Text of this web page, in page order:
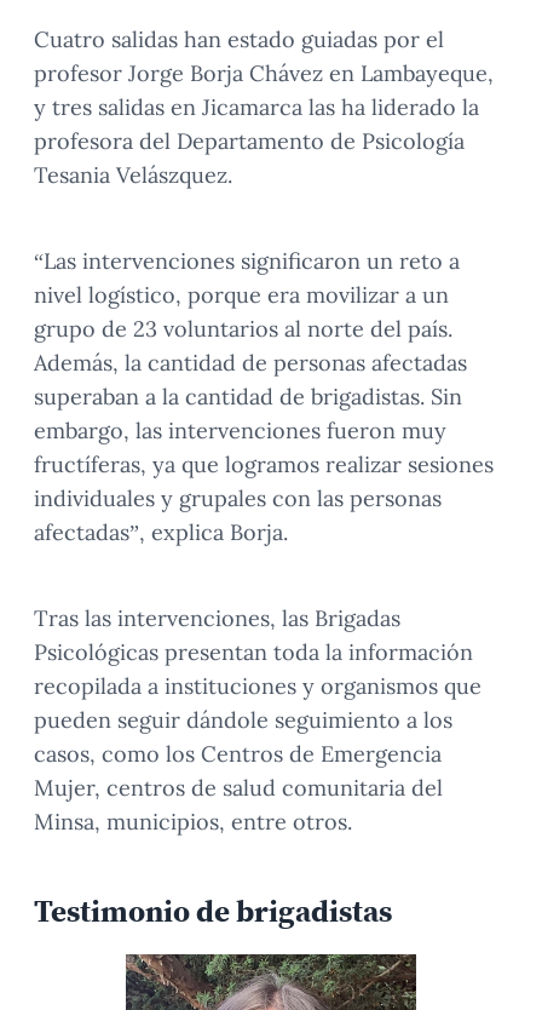
Cuatro salidas han estado guiadas por el
profesor Jorge Borja Chávez en Lambayeque,
y tres salidas en Jicamarca las ha liderado la
profesora del Departamento de Psicología
Tesania Velászquez.
“Las intervenciones significaron un reto a
nivel logístico, porque era movilizar a un
grupo de 23 voluntarios al norte del país.
Además, la cantidad de personas afectadas
superaban a la cantidad de brigadistas. Sin
embargo, las intervenciones fueron muy
fructíferas, ya que logramos realizar sesiones
individuales y grupales con las personas
afectadas”, explica Borja.
Tras las intervenciones, las Brigadas
Psicológicas presentan toda la información
recopilada a instituciones y organismos que
pueden seguir dándole seguimiento a los
casos, como los Centros de Emergencia
Mujer, centros de salud comunitaria del
Minsa, municipios, entre otros.
Testimonio de brigadistas